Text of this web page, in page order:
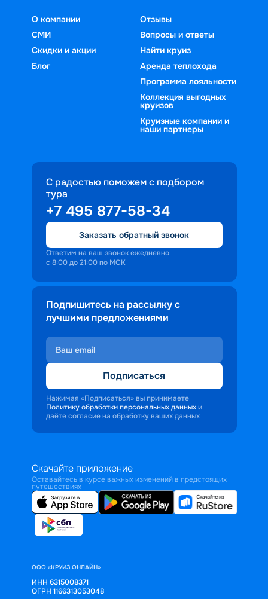
О компании
СМИ
Скидки и акции
Блог
Отзывы
Вопросы и ответы
Найти круиз
Аренда теплохода
Программа лояльности
Коллекция выгодных
круизов
Круизные компании и
наши партнеры
С радостью поможем с подбором
тура
+7 495 877-58-34
Заказать обратный звонок
Ответим на ваш звонок ежедневно
с 8:00 до 21:00 по МСК
Подпишитесь на рассылку с
лучшими предложениями
Подписаться
Нажимая «Подписаться» вы принимаете
Политику обработки персональных данных и
даёте согласие на обработку ваших данных
Скачайте приложение
Оставайтесь в курсе важных изменений в предстоящих
путешествиях
ООО «КРУИЗ.ОНЛАЙН»
ИНН 6315008371
ОГРН 1166313053048